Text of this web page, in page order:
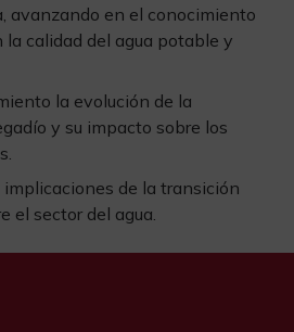
avanzando en el conocimiento
la calidad del agua potable y
la evolución de la
y su impacto sobre los
implicaciones de la transición
el sector del agua.